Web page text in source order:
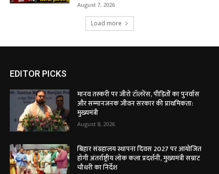
August 7, 2026
Load more
EDITOR PICKS
मानव तस्करी पर जीरो टॉलरेंस, पीड़ितों का पुनर्वास
और सम्मानजनक जीवन सरकार की प्राथमिकता:
मुख्यमंत्री
August 8, 2026
बिहार संग्रहालय स्थापना दिवस 2027 पर आयोजित
होगी अंतर्राष्ट्रीय लोक कला प्रदर्शनी, मुख्यमंत्री सम्राट
चौधरी का निर्देश